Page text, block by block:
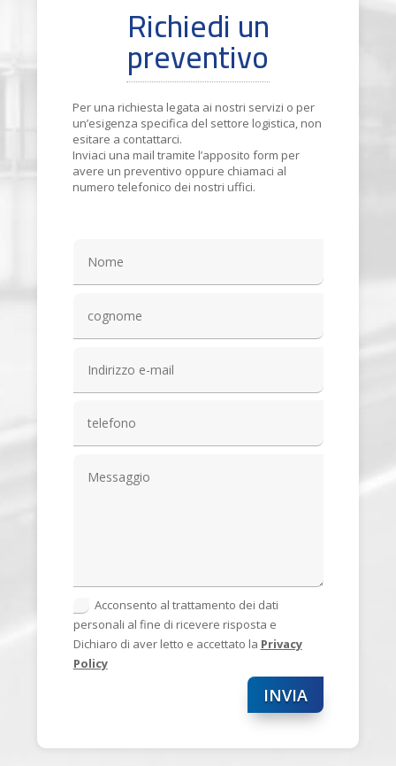
Richiedi un
preventivo
Per una richiesta legata ai nostri servizi o per
un’esigenza specifica del settore logistica, non
esitare a contattarci.
Inviaci una mail tramite l’apposito form per
avere un preventivo oppure chiamaci al
numero telefonico dei nostri uffici.
Acconsento al trattamento dei dati
personali al fine di ricevere risposta e
Dichiaro di aver letto e accettato la Privacy
Policy
INVIA